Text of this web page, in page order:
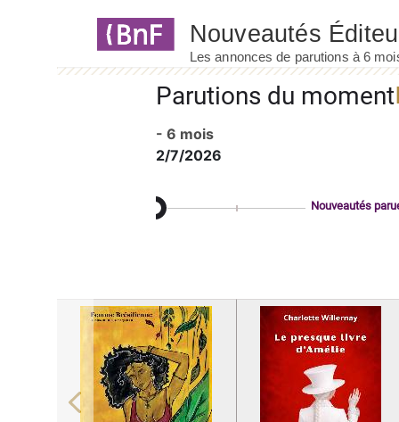
Parutions du moment
- 6 mois
2/7/2026
Nouveautés
Previous